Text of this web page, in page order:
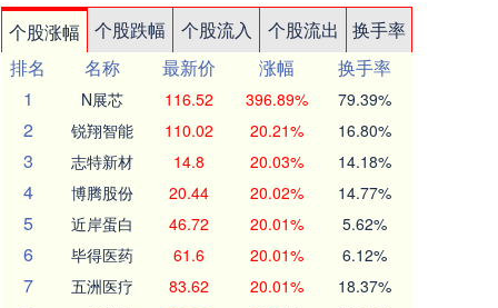
个股涨幅 个股跌幅 个股流入 个股流出
换手率
排名
名称 最新价 涨幅
换手率
1
N展芯 116.52 396.89% 79.39%
2 锐翔智能 110.02 20.21% 16.80%
3 志特新材 14.8 20.03% 14.18%
4 博腾股份 20.44 20.02% 14.77%
5 近岸蛋白 46.72 20.01% 5.62%
6 毕得医药 61.6 20.01% 6.12%
7 五洲医疗 83.62 20.01% 18.37%